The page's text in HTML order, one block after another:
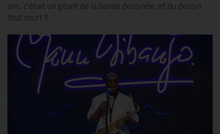
ans, c’était un géant de la bande dessinée, et du dessin
tout court !!